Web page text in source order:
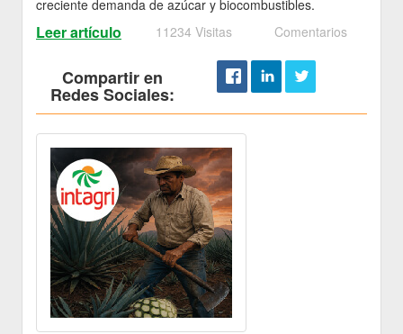
creciente demanda de azúcar y biocombustibles.
Leer artículo 11234 Visitas Comentarios
Compartir en
Redes Sociales: